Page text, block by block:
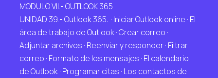
MODULO VII.- OUTLOOK 365
UNIDAD 39.- Outlook 365: · Iniciar Outlook online · El
área de trabajo de Outlook · Crear correo ·
Adjuntar archivos · Reenviar y responder · Filtrar
correo · Formato de los mensajes · El calendario
de Outlook · Programar citas · Los contactos de